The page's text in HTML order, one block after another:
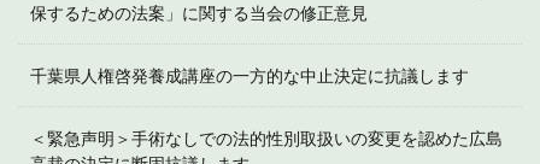
保するための法案」に関する当会の修正意見
千葉県人権啓発養成講座の一方的な中止決定に抗議します
＜緊急声明＞手術なしでの法的性別取扱いの変更を認めた広島